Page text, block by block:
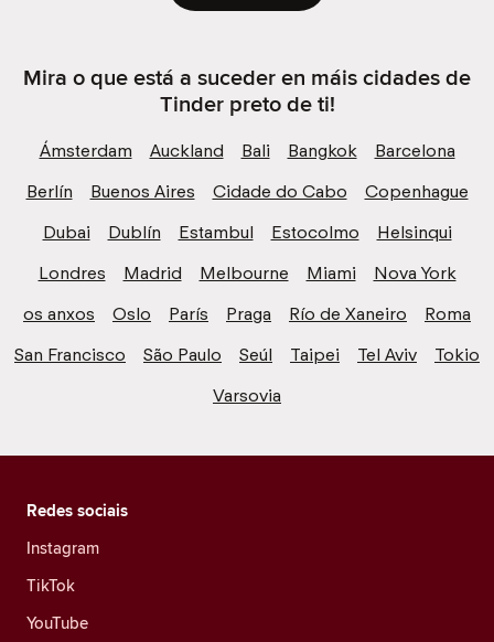
Mira o que está a suceder en máis cidades de
Tinder preto de ti!
Ámsterdam Auckland Bali Bangkok
Barcelona
Berlín
Buenos Aires Cidade do Cabo
Copenhague
Dubai
Dublín Estambul Estocolmo
Helsinqui
Londres
Madrid Melbourne Miami
Nova York
os anxos
Oslo París Praga Río de Xaneiro
Roma
San Francisco
São Paulo Seúl Taipei Tel Aviv
Tokio
Varsovia
Redes sociais
Instagram
TikTok
YouTube